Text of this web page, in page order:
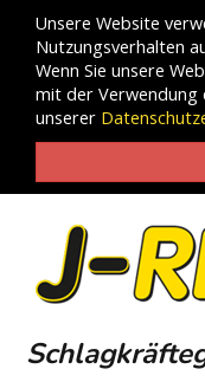
Unsere Website
Nutzungsverhalten
Wenn Sie unsere
mit der Verwendung
unserer